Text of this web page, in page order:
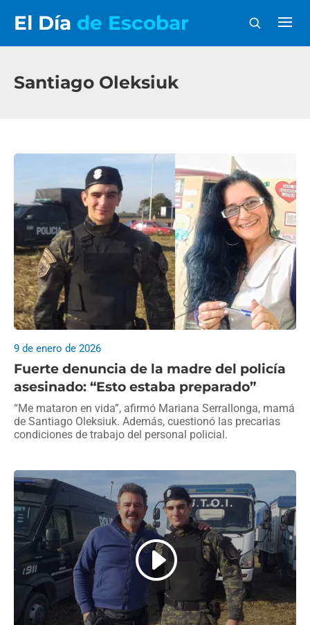
El Día de Escobar
Santiago Oleksiuk
Fuerte denuncia de la madre del policía
asesinado: “Esto estaba preparado”
9 de enero de 2026
“Me mataron en vida”, afirmó Mariana Serrallonga, mamá
de Santiago Oleksiuk. Además, cuestionó las precarias
condiciones de trabajo del personal policial.